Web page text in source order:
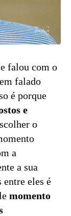
falou com o
falado
é porque
e
o
a
a sua
entre eles é
momento